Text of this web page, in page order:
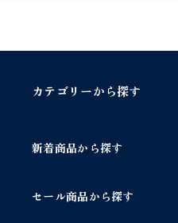
カテゴリーから探す
新着商品から探す
セール商品から探す